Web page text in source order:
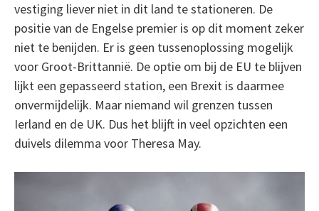
vestiging liever niet in dit land te stationeren. De
positie van de Engelse premier is op dit moment zeker
niet te benijden. Er is geen tussenoplossing mogelijk
voor Groot-Brittannië. De optie om bij de EU te blijven
lijkt een gepasseerd station, een Brexit is daarmee
onvermijdelijk. Maar niemand wil grenzen tussen
Ierland en de UK. Dus het blijft in veel opzichten een
duivels dilemma voor Theresa May.